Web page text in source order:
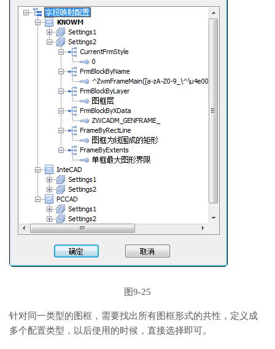
图9-25
针对同一类型的图框，需要找出所有图框形式的共性，定义成
多个配置类型，以后使用的时候，直接选择即可。